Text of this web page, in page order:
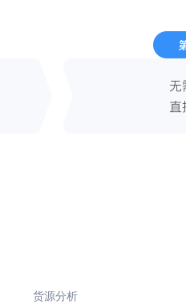
货源分析